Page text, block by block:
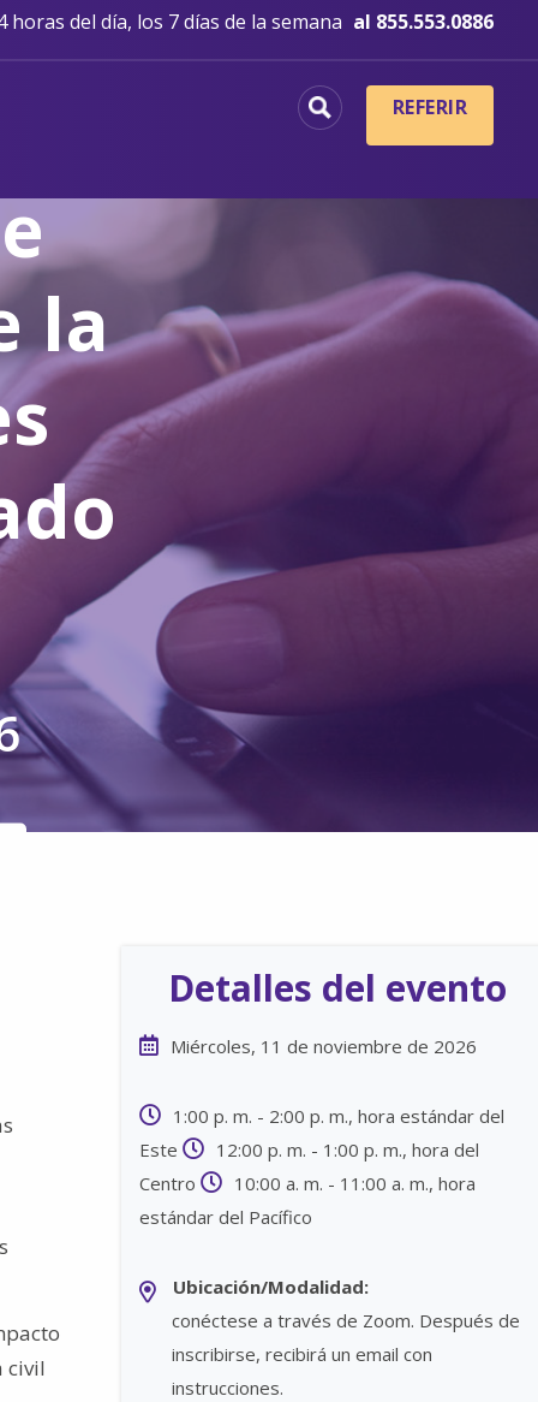
horas del día, los 7 días de la semana al 855.553.0886
REFERIR
la
civil
Detalles del evento
Miércoles, 11 de noviembre de 2026
1:00 p. m. - 2:00 p. m., hora estándar del
Este
12:00 p. m. - 1:00 p. m., hora del
Centro
10:00 a. m. - 11:00 a. m., hora
estándar del Pacífico
Ubicación/Modalidad:
conéctese a través de Zoom. Después de
inscribirse, recibirá un email con
instrucciones.